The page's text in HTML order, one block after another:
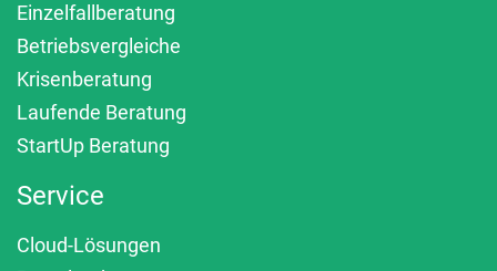
Einzelfallberatung
Betriebsvergleiche
Krisenberatung
Laufende Beratung
StartUp Beratung
Service
Cloud-Lösungen